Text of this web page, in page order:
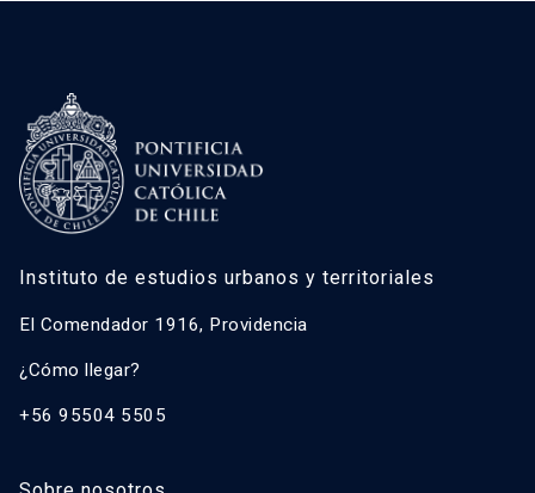
Instituto de estudios urbanos y territoriales
El Comendador 1916, Providencia
¿Cómo llegar?
+56 95504 5505